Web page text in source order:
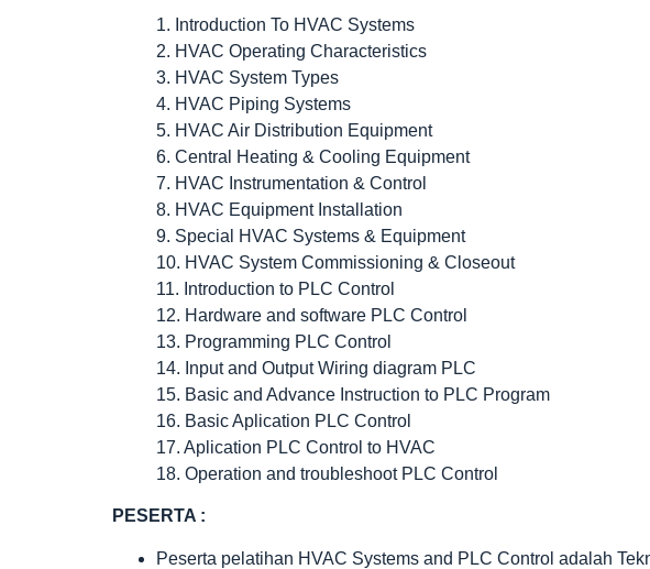
1. Introduction To HVAC Systems
2. HVAC Operating Characteristics
3. HVAC System Types
4. HVAC Piping Systems
5. HVAC Air Distribution Equipment
6. Central Heating & Cooling Equipment
7. HVAC Instrumentation & Control
8. HVAC Equipment Installation
9. Special HVAC Systems & Equipment
10. HVAC System Commissioning & Closeout
11. Introduction to PLC Control
12. Hardware and software PLC Control
13. Programming PLC Control
14. Input and Output Wiring diagram PLC
15. Basic and Advance Instruction to PLC Program
16. Basic Aplication PLC Control
17. Aplication PLC Control to HVAC
18. Operation and troubleshoot PLC Control
PESERTA :
Peserta pelatihan HVAC Systems and PLC Control adalah